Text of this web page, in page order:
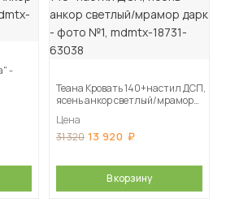
-
Теана Кровать 140+настил ДСП,
ясень анкор светлый/мрамор
Цена
31 320 13 920
В корзину